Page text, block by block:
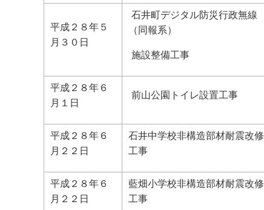
平成２８年５
月３０日
石井町デジタル防災行政無線
（同報系）
施設整備工事
平成２８年６
月１日
前山公園トイレ設置工事
平成２８年６
月２２日
石井中学校非構造部材耐震改修
工事
平成２８年６
月２２日
藍畑小学校非構造部材耐震改修
工事